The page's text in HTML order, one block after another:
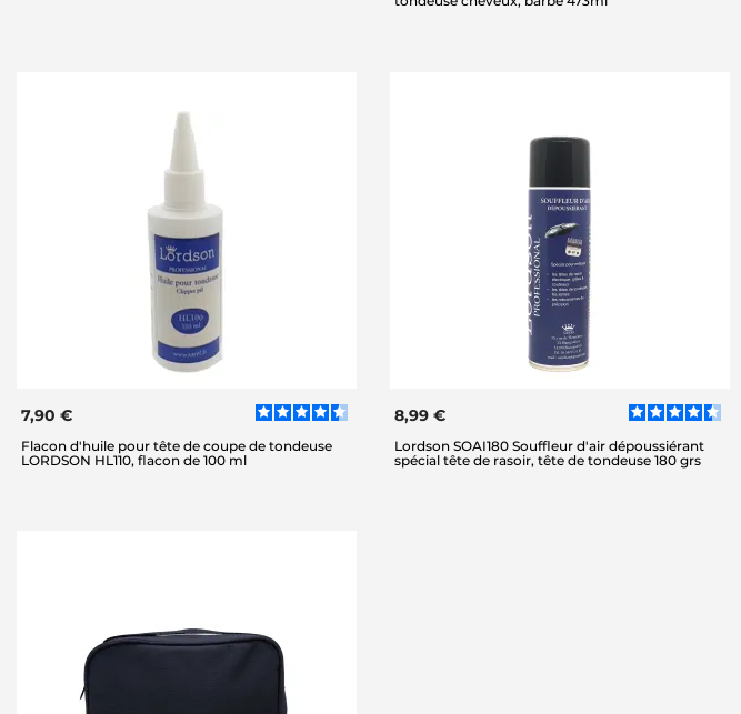
7,90 €
Flacon d'huile pour tête de coupe de tondeuse
LORDSON HL110, flacon de 100 ml
8,99 €
Lordson SOAI180 Souffleur d'air dépoussiérant
spécial tête de rasoir, tête de tondeuse 180 grs